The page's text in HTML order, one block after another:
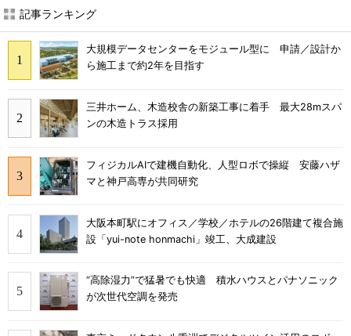
記事ランキング
大規模データセンターをモジュール型に 申請／設計か
ら施工まで約2年を目指す
三井ホーム、木造校舎の新築工事に着手 最大28mスパ
ンの木造トラス採用
フィジカルAIで建機自動化、人型ロボで操縦 安藤ハザ
マと神戸高専が共同研究
大阪本町駅にオフィス／学校／ホテルの26階建て複合施
設「yui-note honmachi」竣工、大成建設
“高除湿力”で猛暑でも快適 積水ハウスとパナソニック
が次世代空調を発売